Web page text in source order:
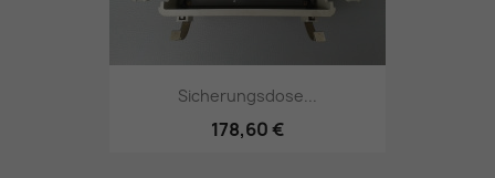
Sicherungsdose...
178,60 €